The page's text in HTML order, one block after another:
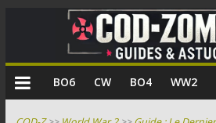
COD
BO6 CW BO4 WW2